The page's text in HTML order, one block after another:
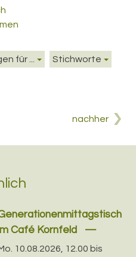
für ... Stichworte
nachher
Café Kornfeld
10.08.2026, 12.00 bis